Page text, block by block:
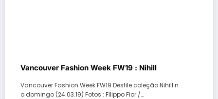
Vancouver Fashion Week FW19 : Nihill
Vancouver Fashion Week FW19 Desfile coleção Nihill n
o domingo (24.03.19) Fotos : Filippo Fior /…